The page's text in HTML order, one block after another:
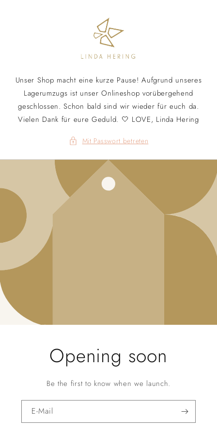
Unser Shop macht eine kurze Pause! Aufgrund unseres
Lagerumzugs ist unser Onlineshop vorübergehend
geschlossen. Schon bald sind wir wieder für euch da.
Vielen Dank für eure Geduld. 🤍 LOVE, Linda Hering
Mit Passwort betreten
Opening soon
Be the first to know when we launch.
E-Mail